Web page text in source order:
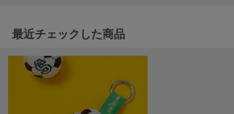
le coq sportif
ルコックスポルティフ
LeSportsac
レスポートサック
関連記事
最近チェックした商品